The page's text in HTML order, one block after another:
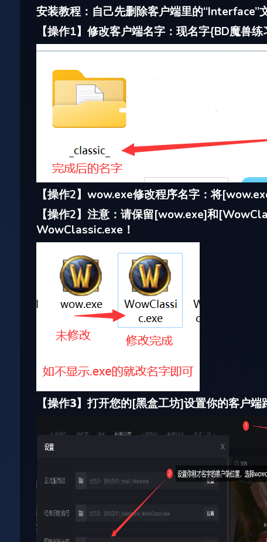
安装教程：自己先删除客户端里的“Interface”
【操作1】修改客户端名字：现名字{BD魔兽
【操作2】wow.exe修改程序名字：将
【操作2】注意：请保留[wow.exe]和
WowClassic.exe！
【操作3】打开您的[黑盒工坊]设置你的客户